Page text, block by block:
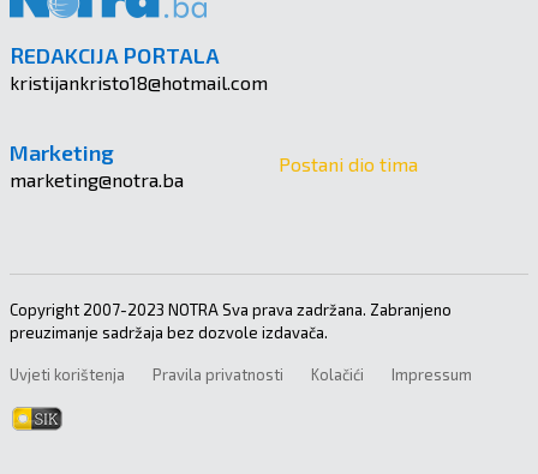
REDAKCIJA PORTALA
kristijankristo18@hotmail.com
Marketing
marketing@notra.ba
Postani dio tima
Copyright 2007-2023 NOTRA Sva prava zadržana. Zabranjeno
preuzimanje sadržaja bez dozvole izdavača.
Uvjeti korištenja Pravila privatnosti Kolačići Impressum